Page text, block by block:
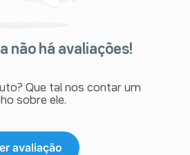
não há avaliações!
Que tal nos contar um
sobre ele.
avaliação